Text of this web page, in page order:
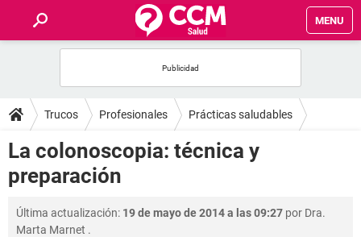
MENU
FOROS
SALUD
FAMILIA
NUTRICIÓN
Trucos Profesionales Prácticas saludables
La colonoscopia: técnica y
preparación
Última actualización: 19 de mayo de 2014 a las 09:27 por Dra.
Marta Marnet .